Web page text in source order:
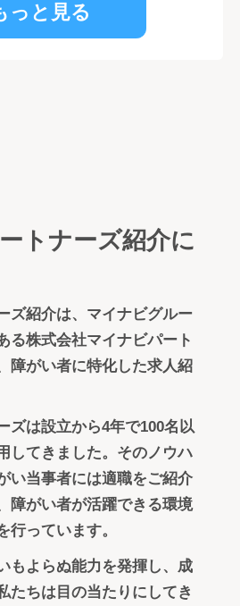
っと見る
トナーズ紹介に
ズ紹介は、マイナビグルー
る株式会社マイナビパート
障がい者に特化した求人紹
ズは設立から4年で100名以
してきました。そのノウハ
い当事者には適職をご紹介
障がい者が活躍できる環境
行っています。
もよらぬ能力を発揮し、成
たちは目の当たりにしてき